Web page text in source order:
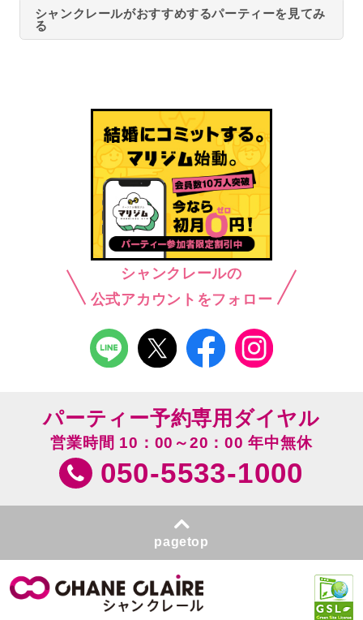
シャンクレールがおすすめするパーティーを見てみ
る
シャンクレールの
公式アカウントをフォロー
パーティー予約専用ダイヤル
営業時間 10：00～20：00 年中無休
050-5533-1000
pagetop